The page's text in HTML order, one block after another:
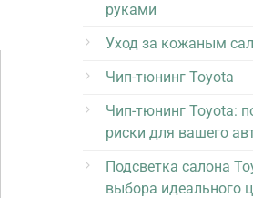
руками
Уход за кожаным
Чип-тюнинг Toyota
Чип-тюнинг Toyota:
риски для вашего
Подсветка салона
выбора идеального